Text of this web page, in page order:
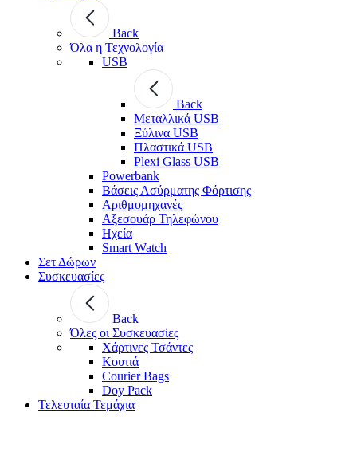
Back
Όλα η Τεχνολογία
USB
Back
Μεταλλικά USB
Ξύλινα USB
Πλαστικά USB
Plexi Glass USB
Powerbank
Βάσεις Ασύρματης Φόρτισης
Αριθμομηχανές
Αξεσουάρ Τηλεφώνου
Ηχεία
Smart Watch
Σετ Δώρων
Συσκευασίες
Back
Όλες οι Συσκευασίες
Χάρτινες Τσάντες
Κουτιά
Courier Bags
Doy Pack
Τελευταία Τεμάχια